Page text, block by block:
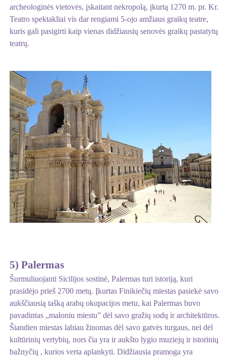
archeologinės vietovės, įskaitant nekropolą, įkurtą 1270 m. pr. Kr.
Teatro spektakliai vis dar rengiami 5-ojo amžiaus graikų teatre,
kuris gali pasigirti kaip vienas didžiausių senovės graikų pastatytų
teatrų.
5) Palermas
Šurmuliuojanti Sicilijos sostinė, Palermas turi istoriją, kuri
prasidėjo prieš 2700 metų. Įkurtas Finikiečių miestas pasiekė savo
aukščiausią tašką arabų okupacijos metu, kai Palermas buvo
pavadintas „maloniu miestu” dėl savo gražių sodų ir architektūros.
Šiandien miestas labiau žinomas dėl savo gatvės turgaus, nei dėl
kultūrinių vertybių, nors čia yra ir aukšto lygio muziejų ir istorinių
bažnyčių , kurios verta aplankyti. Didžiausia pramoga yra